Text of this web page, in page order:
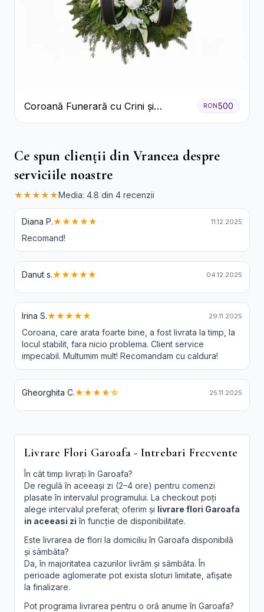
Coroană Funerară cu Crini și
Garoafe Albe
RON 500
Ce spun clienții din Vrancea despre
serviciile noastre
★★★★★Media: 4.8 din 4 recenzii
Diana P.★★★★★ 11.12.2025
Recomand!
Danut s.★★★★★ 04.12.2025
Irina S.★★★★★ 29.11.2025
Coroana, care arata foarte bine, a fost livrata la timp, la
locul stabilit, fara nicio problema. Client service
impecabil. Multumim mult! Recomandam cu caldura!
Gheorghita C.★★★★☆ 25.11.2025
Livrare Flori Garoafa - Intrebari Frecvente
În cât timp livrați în Garoafa?
De regulă în aceeași zi (2–4 ore) pentru comenzi
plasate în intervalul programului. La checkout poți
alege intervalul preferat; oferim și livrare flori Garoafa
in aceeasi zi în funcție de disponibilitate.
Este livrarea de flori la domiciliu în Garoafa disponibilă
și sâmbăta?
Da, în majoritatea cazurilor livrăm și sâmbăta. În
perioade aglomerate pot exista sloturi limitate, afișate
la finalizare.
Pot programa livrarea pentru o oră anume în Garoafa?